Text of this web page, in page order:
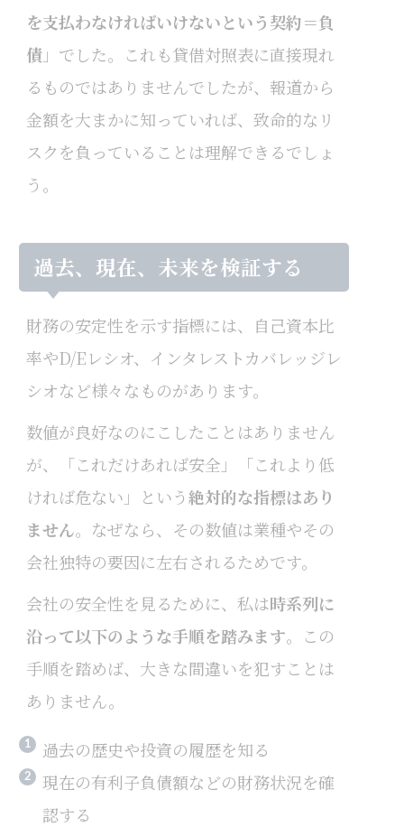
を支払わなければいけないという契約＝負
債」でした。これも貸借対照表に直接現れ
るものではありませんでしたが、報道から
金額を大まかに知っていれば、致命的なリ
スクを負っていることは理解できるでしょ
う。
過去、現在、未来を検証する
財務の安定性を示す指標には、自己資本比
率やD/Eレシオ、インタレストカバレッジレ
シオなど様々なものがあります。
数値が良好なのにこしたことはありません
が、「これだけあれば安全」「これより低
ければ危ない」という絶対的な指標はあり
ません。なぜなら、その数値は業種やその
会社独特の要因に左右されるためです。
会社の安全性を見るために、私は時系列に
沿って以下のような手順を踏みます。この
手順を踏めば、大きな間違いを犯すことは
ありません。
過去の歴史や投資の履歴を知る
現在の有利子負債額などの財務状況を確
認する